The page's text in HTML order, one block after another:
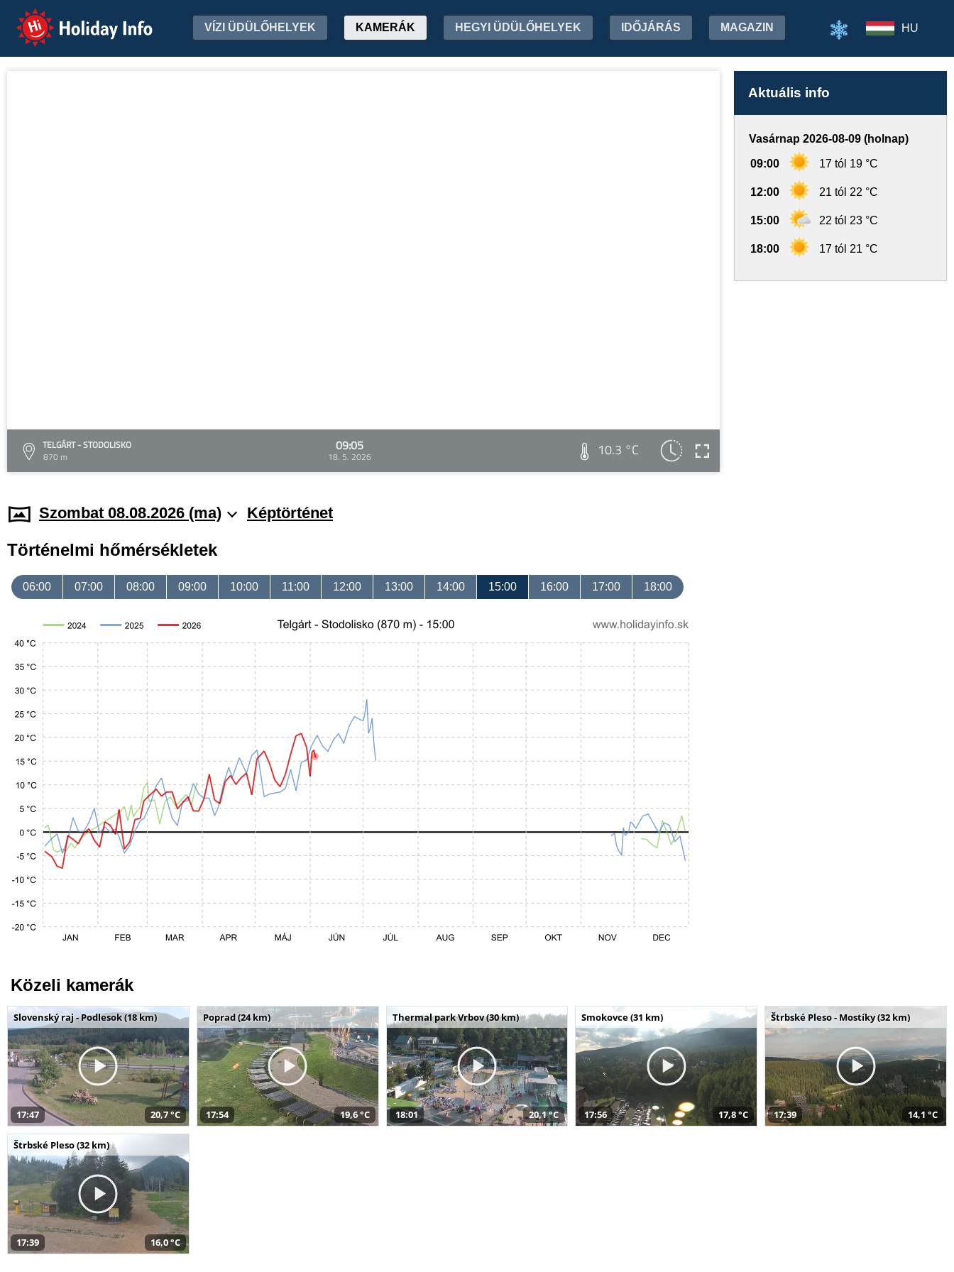
Holiday Info VÍZI ÜDÜLŐHELYEK KAMERÁK HEGYI ÜDÜLŐHELYEK IDŐJÁRÁS MAGAZIN HU
TELGÁRT - STODOLISKO
870 m
09:05
18. 5. 2026 10.3 °C
Aktuális info
Vasárnap 2026-08-09 (holnap)
09:00 17 tól 19 °C
12:00 21 tól 22 °C
15:00 22 tól 23 °C
18:00 17 tól 21 °C
Szombat 08.08.2026 (ma) Képtörténet
Történelmi hőmérsékletek
06:00 07:00 08:00 09:00 10:00 11:00 12:00 13:00 14:00 15:00 16:00 17:00 18:00
Közeli kamerák
Slovenský raj - Podlesok (18 km)
17:47 20,7 °C
Poprad (24 km)
17:54 19,6 °C
Thermal park Vrbov (30 km)
18:01 20,1 °C
Smokovce (31 km)
17:56 17,8 °C
Štrbské Pleso - Mostíky (32 km)
17:39 14,1 °C
Štrbské Pleso (32 km)
17:39 16,0 °C